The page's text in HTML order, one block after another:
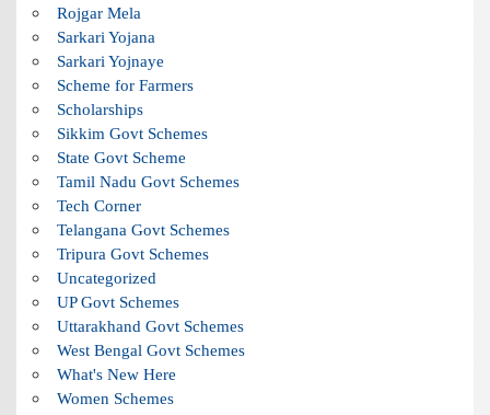
Rojgar Mela
Sarkari Yojana
Sarkari Yojnaye
Scheme for Farmers
Scholarships
Sikkim Govt Schemes
State Govt Scheme
Tamil Nadu Govt Schemes
Tech Corner
Telangana Govt Schemes
Tripura Govt Schemes
Uncategorized
UP Govt Schemes
Uttarakhand Govt Schemes
West Bengal Govt Schemes
What's New Here
Women Schemes